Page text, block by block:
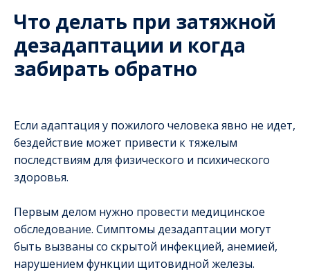
Что делать при затяжной
дезадаптации и когда
забирать обратно
Если адаптация у пожилого человека явно не идет,
бездействие может привести к тяжелым
последствиям для физического и психического
здоровья.
Первым делом нужно провести медицинское
обследование. Симптомы дезадаптации могут
быть вызваны со скрытой инфекцией, анемией,
нарушением функции щитовидной железы.